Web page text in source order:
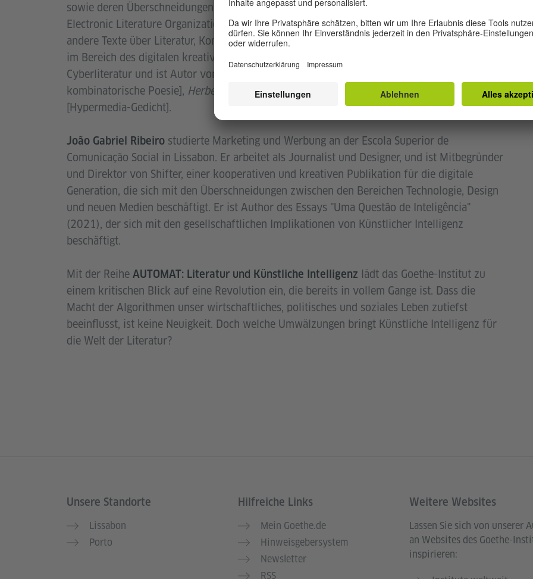
sowie deren Überschneidungen und Methodologien. Er ist Mitglied des Verwaltungsrats der
Electronic Literature Organization. Koordinator von po-ex.net. Er hat Bücher, Artikel und
andere Texte über Literatur, Kommunikation und Cybertextualität veröffentlicht. Er arbeitet
im Bereich des digitalen kreativen Schreibens, der digitalen Poesie und/oder der
Cyberliteratur und ist Autor von
kombinatorische Poesie], Herberto Helder, Leitor de Raul Brandão undAmor de Clarice
[Hypermedia-Gedicht].
João Gabriel Ribeiro studierte Marketing und Werbung an der Escola Superior de
Comunicação Social in Lissabon. Er arbeitet als Journalist und Designer, und ist Mitbegründer
und Direktor von Shifter, einer kooperativen und kreativen Publikation für die digitale
Generation, die sich mit den Überschneidungen zwischen den Bereichen Technologie, Design
und neuen Medien beschäftigt. Er ist Author des Essays "Uma Questão de Inteligência"
(2021), der sich mit den gesellschaftlichen Implikationen von Künstlicher Intelligenz
beschäftigt.
Mit der Reihe AUTOMAT: Literatur und Künstliche Intelligenz lädt das Goethe-Institut zu
einem kritischen Blick auf eine Revolution ein, die bereits in vollem Gange ist. Dass die
Macht der Algorithmen unser wirtschaftliches, politisches und soziales Leben zutiefst
beeinflusst, ist keine Neuigkeit. Doch welche Umwälzungen bringt Künstliche Intelligenz für
die Welt der Literatur?
Service- und Informationsbereich
Unsere Standorte
Lissabon
Porto
Hilfreiche Links
Mein Goethe.de
Hinweisgebersystem
Newsletter
RSS
Weitere Websites
Lassen Sie sich von unserer
an Websites des Goethe-
inspirieren: